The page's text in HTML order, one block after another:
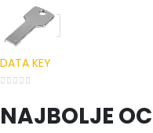
DATA KEY
NAJBOLJE